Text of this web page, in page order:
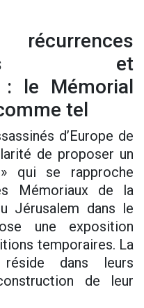
et
: le Mémorial
tel
d’Europe de
de proposer un
qui se rapproche
Mémoriaux de la
Jérusalem dans le
une exposition
temporaires. La
dans leurs
de leur